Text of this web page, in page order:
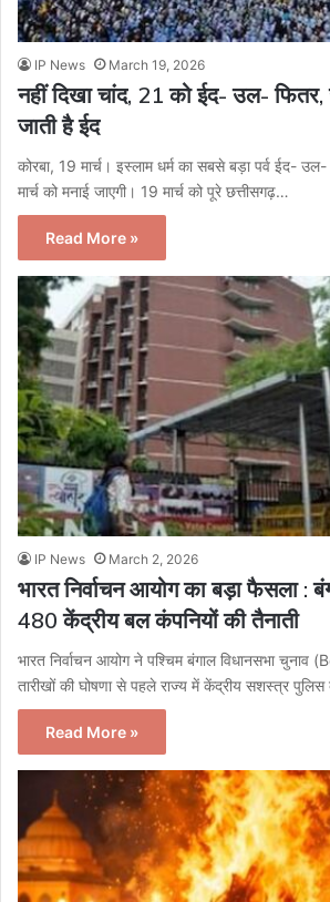
IP News March 19, 2026
नहीं दिखा चांद, 21 को ईद- उल- फितर,
जाती है ईद
कोरबा, 19 मार्च। इस्लाम धर्म का सबसे बड़ा पर्व ईद-
मार्च को मनाई जाएगी। 19 मार्च को पूरे छत्तीसगढ़…
Read More »
IP News March 2, 2026
भारत निर्वाचन आयोग का बड़ा फैसला :
480 केंद्रीय बल कंपनियों की तैनाती
भारत निर्वाचन आयोग ने पश्चिम बंगाल विधानसभा
तारीखों की घोषणा से पहले राज्य में केंद्रीय सशस्त्र
Read More »